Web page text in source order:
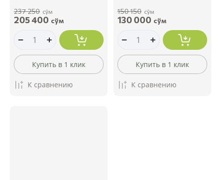
237 250 сўм
205 400 сўм
Купить в 1 клик
К сравнению
150 150 сўм
130 000 сўм
Купить в 1 клик
К сравнению